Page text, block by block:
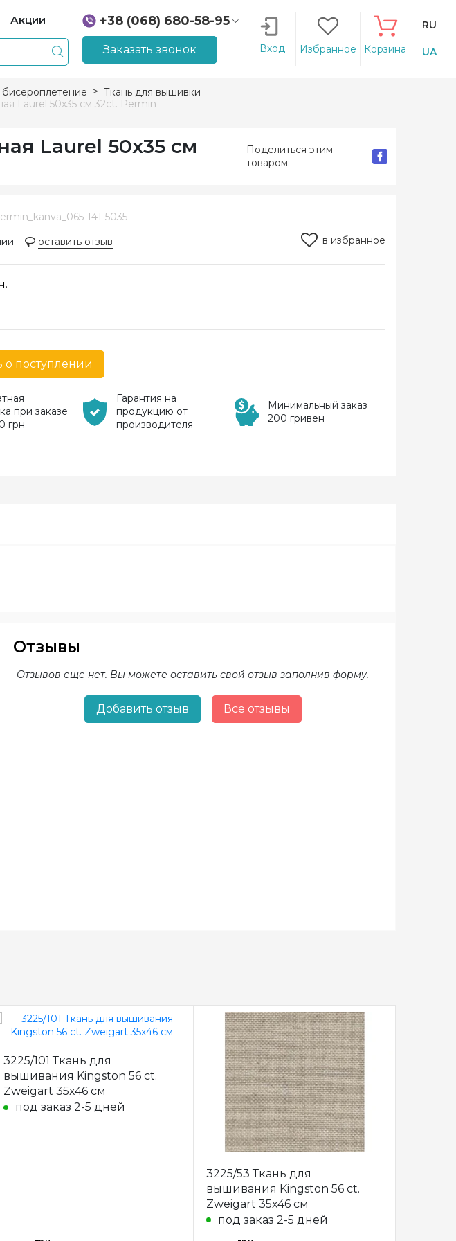
Акции
+38 (068) 680-58-95
+38 (066) 207-14-90
Заказать звонок Вход Избранное Корзина
RU
UA
Ткань для вышивки
Laurel 50х35 см 32ct. Permin
Laurel 50х35 см
Поделиться этим
товаром:
141-5035
оставить отзыв в избранное
о поступлении
при заказе
грн
Гарантия на
продукцию от
производителя
Минимальный заказ
200 гривен
Отзывы
Отзывов еще нет. Вы можете оставить свой отзыв заполнив форму.
Добавить отзыв Все отзывы
3225/101 Ткань для
вышивания Kingston 56 ct.
Zweigart 35х46 см
под заказ 2-5 дней
3225/53 Ткань для
вышивания Kingston 56 ct.
Zweigart 35х46 см
под заказ 2-5 дней